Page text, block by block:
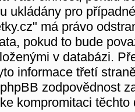
ukládány pro
má právo
pokud to bude
v databázi.
informace třetí
zodpovědnost
kompromitaci těchto